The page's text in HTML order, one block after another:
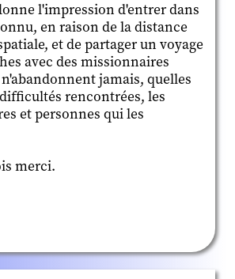
l'impression d'entrer dans
en raison de la distance
et de partager un voyage
avec des missionnaires
jamais, quelles
rencontrées, les
et personnes qui les
merci.